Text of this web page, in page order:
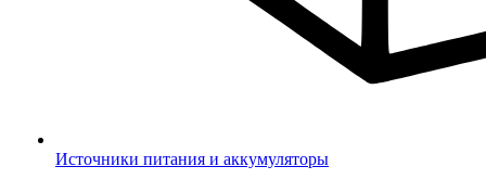
Источники питания и аккумуляторы